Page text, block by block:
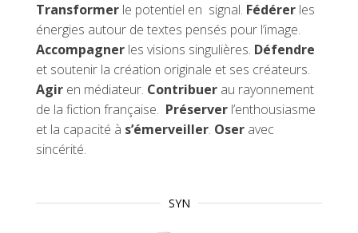
Transformer le potentiel en signal. Fédérer les
énergies autour de textes pensés pour l’image.
Accompagner les visions singulières. Défendre
et soutenir la création originale et ses créateurs.
Agir en médiateur. Contribuer au rayonnement
de la fiction française. Préserver l’enthousiasme
et la capacité à s’émerveiller. Oser avec
sincérité.
SYN